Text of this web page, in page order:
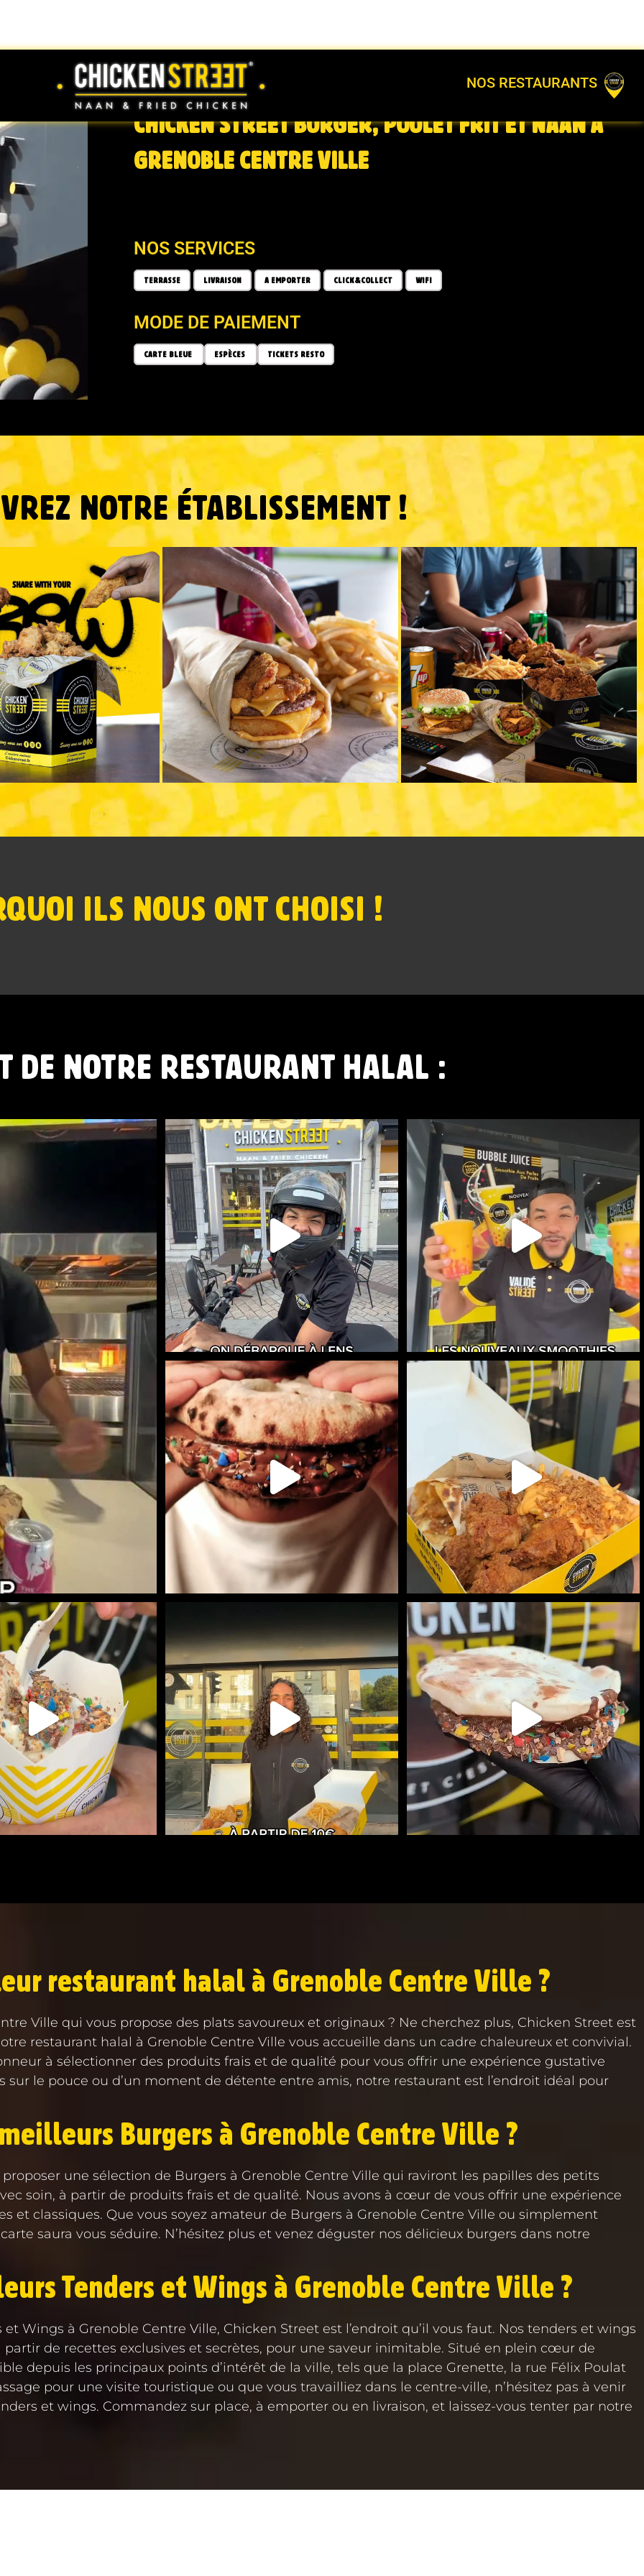
NOS RESTAURANTS
CHICKEN STREET BURGER, POULET FRIT ET NAAN À
GRENOBLE CENTRE VILLE
NOS SERVICES
TERRASSE LIVRAISON A EMPORTER CLICK&COLLECT WIFI
MODE DE PAIEMENT
CARTE BLEUE ESPÈCES TICKETS RESTO
NOTRE ÉTABLISSEMENT !
ILS NOUS ONT CHOISI !
DE NOTRE RESTAURANT HALAL :
...
CHICKEN STREET LENS EST LÀ
12 Place...
44 37
NOUVEAUTÉ CHEZ CHICKEN STREET
...
50
LE NAAN SUCRÉ EST DISPONIBLE CHEZ CHICKEN
STREET...
108 36
RITCHIE BOX DISPONIBLE EN LIVRAISON :
SUR...
749 7
TOI AVEC LA ICE MIX
+110...
108
112 0
NAAN SUCRÉ
RETROUVEZ LES AUTRES...
495 1
restaurant halal à Grenoble Centre Ville ?
Ville qui vous propose des plats savoureux et originaux ? Ne cherchez plus, Chicken Street est
restaurant halal à Grenoble Centre Ville vous accueille dans un cadre chaleureux et convivial.
à sélectionner des produits frais et de qualité pour vous offrir une expérience gustative
sur le pouce ou d’un moment de détente entre amis, notre restaurant est l’endroit idéal pour
Burgers à Grenoble Centre Ville ?
une sélection de Burgers à Grenoble Centre Ville qui raviront les papilles des petits
soin, à partir de produits frais et de qualité. Nous avons à cœur de vous offrir une expérience
et classiques. Que vous soyez amateur de Burgers à Grenoble Centre Ville ou simplement
saura vous séduire. N’hésitez plus et venez déguster nos délicieux burgers dans notre
Tenders et Wings à Grenoble Centre Ville ?
Wings à Grenoble Centre Ville, Chicken Street est l’endroit qu’il vous faut. Nos tenders et wings
de recettes exclusives et secrètes, pour une saveur inimitable. Situé en plein cœur de
depuis les principaux points d’intérêt de la ville, tels que la place Grenette, la rue Félix Poulat
pour une visite touristique ou que vous travailliez dans le centre-ville, n’hésitez pas à venir
et wings. Commandez sur place, à emporter ou en livraison, et laissez-vous tenter par notre